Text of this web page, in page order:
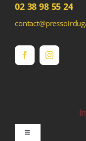
02 38 98 55 24
Toggle